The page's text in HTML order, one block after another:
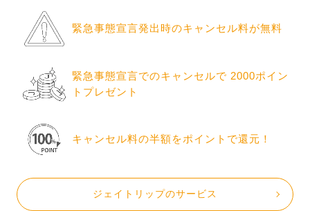
緊急事態宣言発出時のキャンセル料が無料
緊急事態宣言でのキャンセルで 2000ポイン
トプレゼント
キャンセル料の半額をポイントで還元！
ジェイトリップのサービス